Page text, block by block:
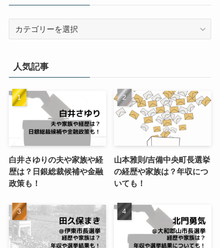
ー
人気記事
白井さゆりの夫や家族や経
歴は？日銀総裁候補や金融
政策も！
山本雅則/吉備中央町長選挙
の経歴や家族は？年収につ
いても！